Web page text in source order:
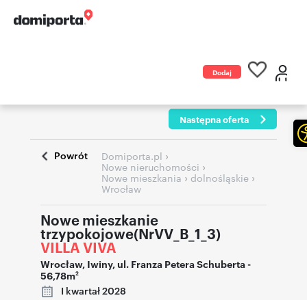
Dodaj
Następna oferta
Powrót Domiporta.pl ›
Nowe nieruchomości ›
Nowe mieszkania › dolnośląskie ›
Wrocław
Nowe mieszkanie
trzypokojowe(NrVV_B_1_3)
VILLA VIVA
Wrocław, Iwiny, ul. Franza Petera Schuberta-
56,78m2
I kwartał 2028